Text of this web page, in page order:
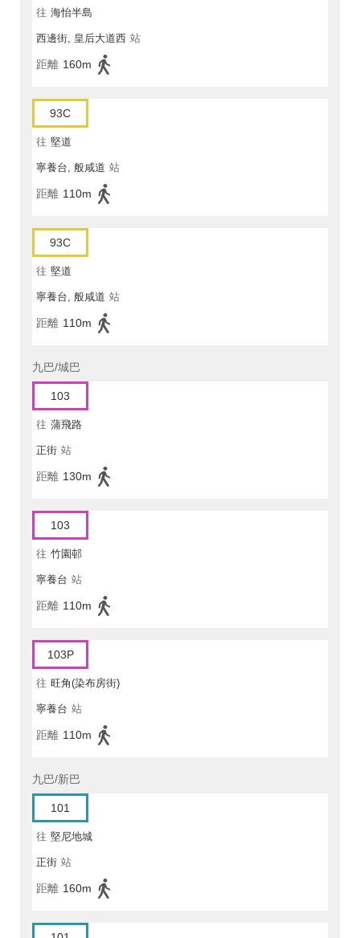
往 海怡半島
西邊街, 皇后大道西 站
距離 160m
93C
往 堅道
寧養台, 般咸道 站
距離 110m
93C
往 堅道
寧養台, 般咸道 站
距離 110m
九巴/城巴
103
往 蒲飛路
正街 站
距離 130m
103
往 竹園邨
寧養台 站
距離 110m
103P
往 旺角(染布房街)
寧養台 站
距離 110m
九巴/新巴
101
往 堅尼地城
正街 站
距離 160m